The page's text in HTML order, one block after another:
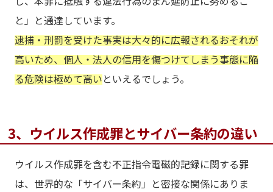
と」と通達しています。
逮捕・刑罰を受けた事実は大々的に広報されるおそれが
高いため、個人・法人の信用を傷つけてしまう事態に陥
る危険は極めて高いといえるでしょう。
3、ウイルス作成罪とサイバー条約の違い
ウイルス作成罪を含む不正指令電磁的記録に関する罪
は、世界的な「サイバー条約」と密接な関係にありま